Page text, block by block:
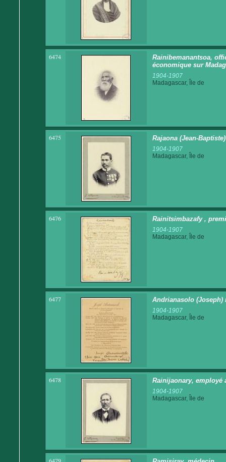
6474
Rainibemanantsoa,
économique sur
1904-1907
Madagascar, Île de
6475 Rajaona (Jean-
1904-1907
Madagascar, Île de
6476 Rainitsimbazafy ,
1904-1907
Madagascar, Île de
6477 Andrianasolo
1904-1907
Madagascar, Île de
6478 Rainijaonary, employé
1904-1907
Madagascar, Île de